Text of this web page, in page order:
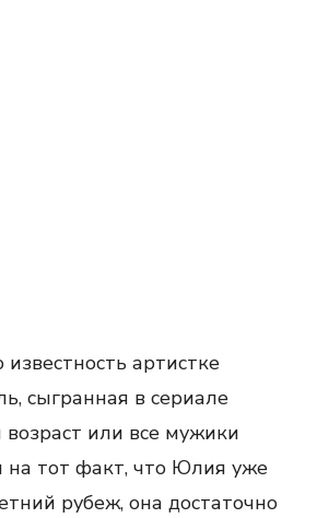
артистке
сыгранная в сериале
возраст или все мужики
на тот факт, что Юлия уже
рубеж, она достаточно